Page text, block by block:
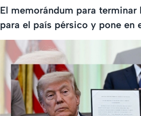
El memorándum para
para el país pérsico y pone en